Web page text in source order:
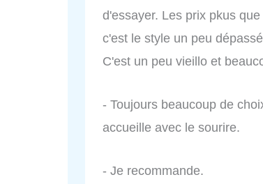
d'essayer. Les prix pkus
c'est le style un peu
C'est un peu vieillo et
- Toujours beaucoup de
accueille avec le sourire.
- Je recommande.